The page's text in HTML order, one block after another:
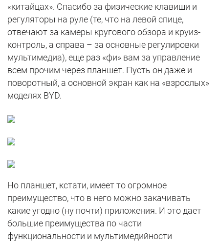
«китайцах». Спасибо за физические клавиши и
регуляторы на руле (те, что на левой спице,
отвечают за камеры кругового обзора и круиз-
контроль, а справа – за основные регулировки
мультимедиа), еще раз «фи» вам за управление
всем прочим через планшет. Пусть он даже и
поворотный, а основной экран как на «взрослых»
моделях BYD.
Но планшет, кстати, имеет то огромное
преимущество, что в него можно закачивать
какие угодно (ну почти) приложения. И это дает
большие преимущества по части
функциональности и мультимедийности